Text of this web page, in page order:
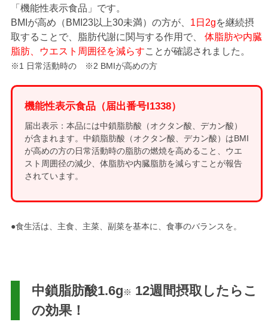
「機能性表示食品」です。
BMIが高め（BMI23以上30未満）の方が、 1日2gを継続摂
取することで、脂肪代謝に関与する作用で、
体脂肪や内臓
脂肪、ウエスト周囲径を減らすことが確認されました。
※1 日常活動時の ※2 BMIが高めの方
機能性表示食品（届出番号I1338）
届出表示：本品には中鎖脂肪酸（オクタン酸、デカン酸）
が含まれます。中鎖脂肪酸（オクタン酸、デカン酸）はBMI
が高めの方の日常活動時の脂肪の燃焼を高めること、ウエ
スト周囲径の減少、体脂肪や内臓脂肪を減らすことが報告
されています。
●食生活は、主食、主菜、副菜を基本に、食事のバランスを。
中鎖脂肪酸1.6g※ 12週間摂取したらこ
の効果！